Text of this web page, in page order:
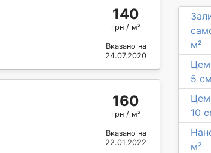
140
грн / м²
Вказано на
24.07.2020
160
грн / м²
Вказано на
22.01.2022
м²
5
10
м²